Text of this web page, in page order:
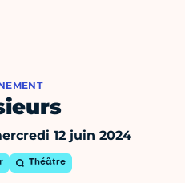
12 juin 2024
Théâtre